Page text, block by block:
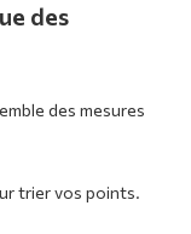
des
des mesures
trier vos points.